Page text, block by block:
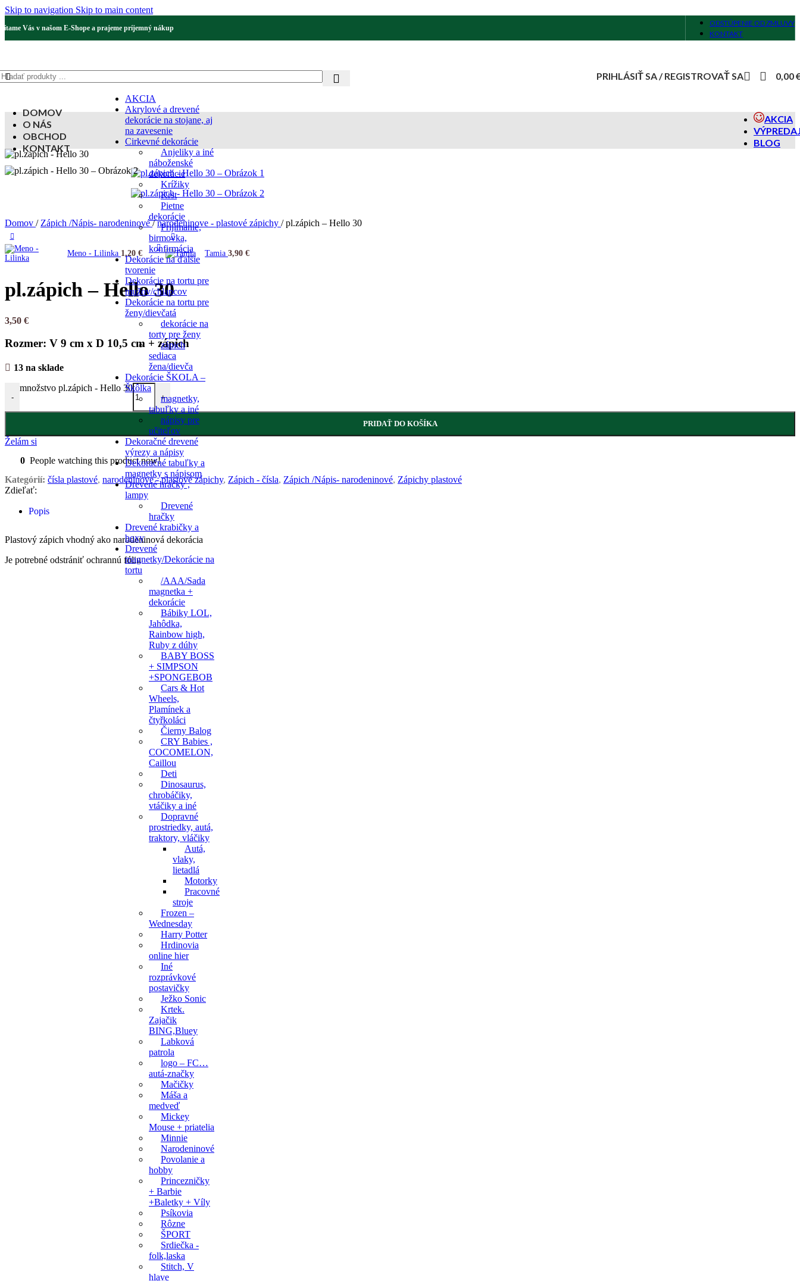
Skip to navigation Skip to main content
Vás v našom E-Shope a prajeme príjemný nákup
ODSTÚPENIE OD ZMLUVY
KONTAKT
AKCIA
Akrylové a drevené
dekorácie na stojane, aj
na zavesenie
Cirkevné dekorácie
Anjeliky a iné
náboženské
dekorácie
Krížiky
Krst
Pietne
dekorácie
Prijímanie,
birmovka,
konfirmácia
Dekorácie na ďalšie
tvorenie
Dekorácie na tortu pre
mužov/chlapcov
Dekorácie na tortu pre
ženy/dievčatá
dekorácie na
torty pre ženy
zápich
sediaca
žena/dievča
Dekorácie ŠKOLA –
Škôlka
magnetky,
tabuľky a iné
nápisy pre
učiteľov
Dekoračné drevené
výrezy a nápisy
Dekoračné tabuľky a
magnetky s nápisom
Drevené hračky ,
lampy
Drevené
hračky
Drevené krabičky a
boxy
Drevené
magnetky/Dekorácie na
tortu
/AAA/Sada
magnetka +
dekorácie
Bábiky LOL,
Jahôdka,
Rainbow high,
Ruby z dúhy
BABY BOSS
+ SIMPSON
+SPONGEBOB
Cars & Hot
Wheels,
Plamínek a
čtyřkoláci
Čierny Balog
CRY Babies ,
COCOMELON,
Caillou
Deti
Dinosaurus,
chrobáčiky,
vtáčiky a iné
Dopravné
prostriedky, autá,
traktory, vláčiky
Autá,
vlaky,
lietadlá
Motorky
Pracovné
stroje
Frozen –
Wednesday
Harry Potter
Hrdinovia
online hier
Iné
rozprávkové
postavičky
Ježko Sonic
Krtek.
Zajačik
BING,Bluey
Labková
patrola
logo – FC…
autá-značky
Mačičky
Máša a
medveď
Mickey
Mouse + priatelia
Minnie
Narodeninové
Povolanie a
hobby
Princezničky
+ Barbie
+Baletky + Víly
Psíkovia
Rôzne
ŠPORT
Srdiečka -
folk,laska
Stitch, V
hlave
PRIHLÁSIŤ SA / REGISTROVAŤ SA 0,00
DOMOV
O NÁS
OBCHOD
KONTAKT
AKCIA
BLOG
Domov / Zápich /Nápis- narodeninové/ narodeninove - plastové zápichy / pl.zápich – Hello 30
Meno - Lilinka 1,20 € Tamia 3,90 €
pl.zápich – Hello 30
3,50 €
Rozmer: V 9 cm x D 10,5 cm + zápich
13 na sklade
-
množstvo pl.zápich - Hello 30
+
PRIDAŤ DO KOŠÍKA
Želám si
0 People watching this product now!
Kategórií: čísla plastové, narodeninove - plastové zápichy, Zápich - čísla, Zápich /Nápis- narodeninové, Zápichy plastové
Zdieľať:
Popis
Plastový zápich vhodný ako narodeninová dekorácia
Je potrebné odstrániť ochrannú fóliu